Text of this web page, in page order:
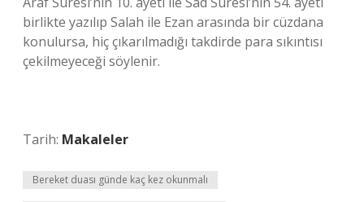
birlikte yazılıp Salah ile Ezan arasında bir cüzdana
konulursa, hiç çıkarılmadığı takdirde para sıkıntısı
çekilmeyeceği söylenir.
Tarih: Makaleler
Bereket duası günde kaç kez okunmalı